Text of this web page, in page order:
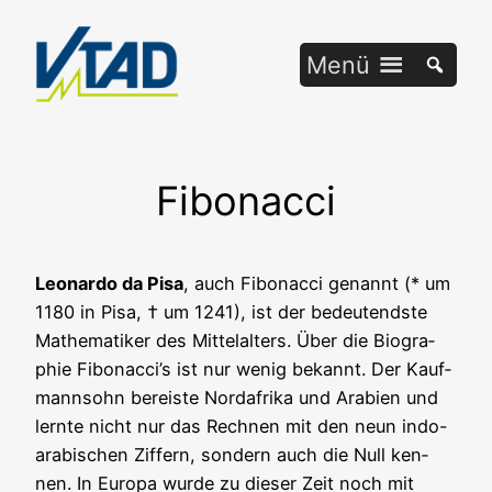
springen
Menü
Fibonacci
Leo­nar­do da Pisa, auch Fibo­nac­ci genannt (* um
1180 in Pisa, † um 1241), ist der bedeu­tends­te
Mathe­ma­ti­ker des Mit­tel­al­ters. Über die Bio­gra­
phie Fibonacci’s ist nur wenig bekannt. Der Kauf­
mann­sohn bereis­te Nord­afri­ka und Ara­bi­en und
lern­te nicht nur das Rech­nen mit den neun indo-
ara­bi­schen Zif­fern, son­dern auch die Null ken­
nen. In Euro­pa wur­de zu die­ser Zeit noch mit